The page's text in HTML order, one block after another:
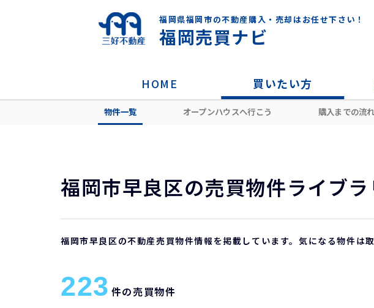
福岡県福岡市の不動産購入・売却はお任せ下さい！
福岡売買ナビ
HOME 買いたい方
HOME 売買物件ライブラリー 福岡市早良区
物件一覧 オープンハウスへ行こう 購入までの流れ
福岡市早良区の売買物件ライブラ
福岡市早良区の不動産売買物件情報を掲載しています。気になる物件は
223 件の売買物件